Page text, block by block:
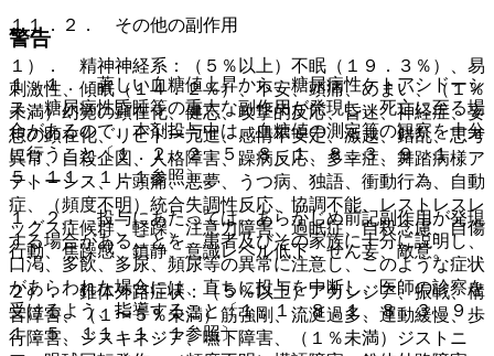
警告
１．１． 著しい血糖値上昇から、糖尿病性ケトアシドーシ
ス、糖尿病性昏睡等の重大な副作用が発現し、死亡に至る場
合があるので、本剤投与中は、血糖値の測定等の観察を十分
に行うこと〔１．２、２．５、８．１、８．３、９．１．
５、１１．１．１参照〕。
１．２． 投与にあたっては、あらかじめ前記副作用が発現
する場合があることを、患者及びその家族に十分に説明し、
口渇、多飲、多尿、頻尿等の異常に注意し、このような症状
があらわれた場合には、直ちに投与を中断し、医師の診察を
受けるよう、指導すること〔１．１、８．１、８．３、９．
１．５、１１．１．１参照〕。
１１．２． その他の副作用
１）． 精神神経系：（５％以上）不眠（１９．３％）、易
刺激性、傾眠（１４．２％）、不安、頭痛、めまい、（１％
未満）幻覚の顕在化、健忘、攻撃的反応、昏迷、神経症、妄
想の顕在化、リビドー亢進、感情不安定、激越、錯乱、思考
異常、自殺企図、人格障害、躁病反応、多幸症、舞踏病様ア
テトーシス、片頭痛、悪夢、うつ病、独語、衝動行為、自動
症、（頻度不明）統合失調性反応、協調不能、レストレスレ
ッグス症候群、軽躁、注意力障害、過眠症、自殺念慮、自傷
行動、焦躁感、鎮静、意識レベル低下、せん妄、敵意。
２）． 錐体外路症状：（５％以上）アカシジア、振戦、構
音障害、（１〜５％未満）筋強剛、流涎過多、運動緩慢、歩
行障害、ジスキネジア、嚥下障害、（１％未満）ジストニ